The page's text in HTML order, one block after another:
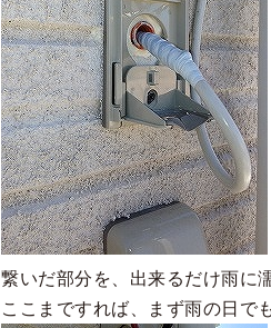
繋いだ部分を、出来るだけ雨に
ここまですれば、まず雨の日で